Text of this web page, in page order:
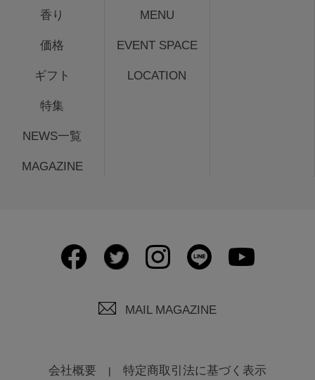
香り
価格
ギフト
特集
NEWS一覧
MAGAZINE
MENU
EVENT SPACE
LOCATION
MAIL MAGAZINE
会社概要 特定商取引法に基づく表示